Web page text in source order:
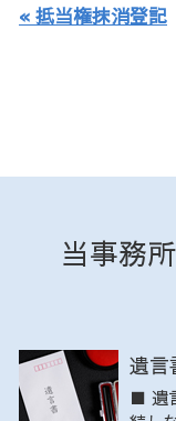
« 抵当権抹消登記
当事務
遺言
■ 遺